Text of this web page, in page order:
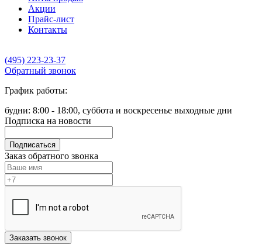
Акции
Прайс-лист
Контакты
(495) 223-23-37
Обратный звонок
График работы:
будни: 8:00 - 18:00, суббота и воскресенье выходные дни
Подписка на новости
Подписаться
Заказ обратного звонка
Заказать звонок